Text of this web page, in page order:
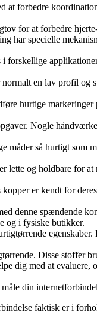
forbedre
for at forbedre
har specielle
forskellige
normalt en lav profil
hurtige
Nogle
måder så hurtigt
lette og holdbare for
er kendt for
denne spændende
og i fysiske butikker.
Disse stoffer
dig med at evaluere,
din
faktisk er i